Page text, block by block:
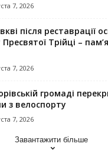
7, 2026
після реставрації
Пресвятої Трійці –
7, 2026
громаді
з велоспорту
7, 2026
Завантажити більше